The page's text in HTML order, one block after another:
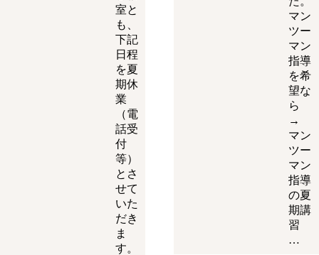
室と
も、
下記
日程
を夏
期休
業
（電
話受
付
等）
とさ
せて
いた
だき
ま
す。
マン
ツー
マン
指導
を希
望な
ら
→
マン
ツー
マン
指導
の夏
期講
習
…